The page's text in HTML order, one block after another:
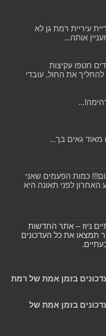
עיריית רמת גן לא
אותה...
חטפו עקיצות
את החול, עובדי
מאוד גאים בך...
כמות הפעמים שאני
לפני תאונה היא
ניוז – אתר החדשות
תמצאו את כל העדכונים
בזמן אמת של רמת
בזמן אמת של